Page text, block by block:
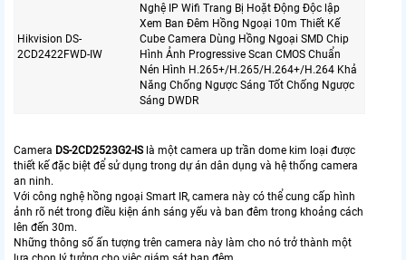
Hikvision DS-
2CD2422FWD-IW
Nghệ IP Wifi Trang Bị Hoặt Động Độc lập
Xem Ban Đêm Hồng Ngoại 10m Thiết Kế
Cube Camera Dùng Hồng Ngoại SMD Chip
Hình Ảnh Progressive Scan CMOS Chuẩn
Nén Hình H.265+/H.265/H.264+/H.264 Khả
Năng Chống Ngược Sáng Tốt Chống Ngược
Sáng DWDR
Camera DS-2CD2523G2-ISlà một camera up trần dome kim loại được
thiết kế đặc biệt để sử dụng trong dự án dân dụng và hệ thống camera
an ninh.
Với công nghệ hồng ngoại Smart IR, camera này có thể cung cấp hình
ảnh rõ nét trong điều kiện ánh sáng yếu và ban đêm trong khoảng cách
lên đến 30m.
Những thông số ấn tượng trên camera này làm cho nó trở thành một